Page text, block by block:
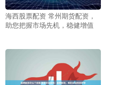
海西股票配资 常州期货配资，
助您把握市场先机，稳健增值